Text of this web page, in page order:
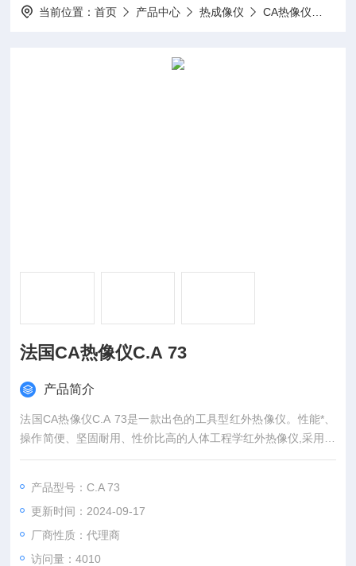
当前位置：首页 产品中心 热成像仪 CA热像仪
法国CA热像仪C.A 73
产品简介
法国CA热像仪C.A 73是一款出色的工具型红外热像仪。性能*、
操作简便、坚固耐用、性价比高的人体工程学红外热像仪,采用独
有的多项关键技术适用于各行业的应用。通过高分辨率显示器上
产品型号：C.A 73
更新时间：2024-09-17
厂商性质：代理商
访问量：4010